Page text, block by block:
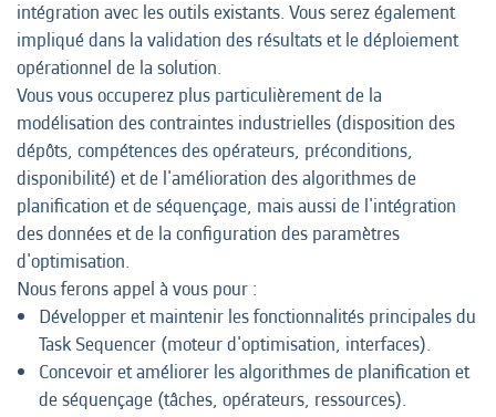
intégration avec les outils existants. Vous serez également
impliqué dans la validation des résultats et le déploiement
opérationnel de la solution.
Vous vous occuperez plus particulièrement de la
modélisation des contraintes industrielles (disposition des
dépôts, compétences des opérateurs, préconditions,
disponibilité) et de l'amélioration des algorithmes de
planification et de séquençage, mais aussi de l'intégration
des données et de la configuration des paramètres
d'optimisation.
Nous ferons appel à vous pour :
Développer et maintenir les fonctionnalités principales du
Task Sequencer (moteur d'optimisation, interfaces).
Concevoir et améliorer les algorithmes de planification et
de séquençage (tâches, opérateurs, ressources).